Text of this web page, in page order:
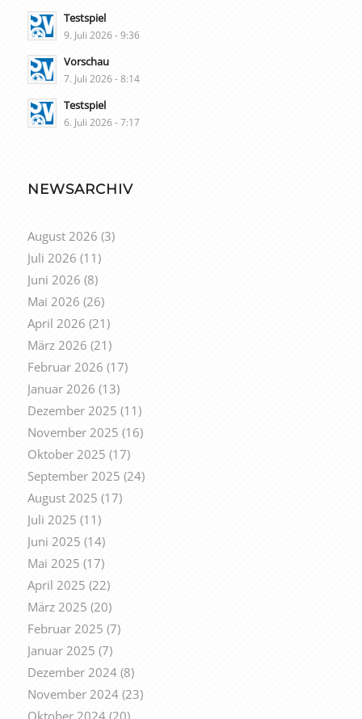
Testspiel
9. Juli 2026 - 9:36
Vorschau
7. Juli 2026 - 8:14
Testspiel
6. Juli 2026 - 7:17
NEWSARCHIV
August 2026 (3)
Juli 2026 (11)
Juni 2026 (8)
Mai 2026 (26)
April 2026 (21)
März 2026 (21)
Februar 2026 (17)
Januar 2026 (13)
Dezember 2025 (11)
November 2025 (16)
Oktober 2025 (17)
September 2025 (24)
August 2025 (17)
Juli 2025 (11)
Juni 2025 (14)
Mai 2025 (17)
April 2025 (22)
März 2025 (20)
Februar 2025 (7)
Januar 2025 (7)
Dezember 2024(8)
November 2024(23)